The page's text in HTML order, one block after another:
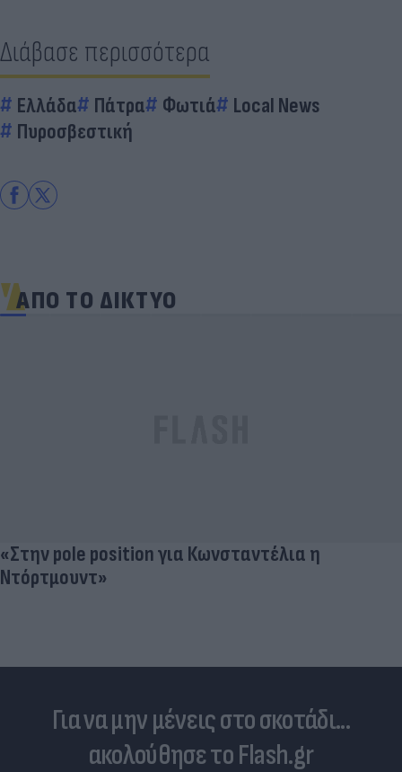
Διάβασε περισσότερα
Ελλάδα Πάτρα Φωτιά
Local News
Πυροσβεστική
ΑΠΟ ΤΟ ΔΙΚΤΥΟ
«Στην pole position για Κωνσταντέλια η
Ντόρτμουντ»
Για να μην μένεις στο σκοτάδι...
ακολούθησε το Flash.gr